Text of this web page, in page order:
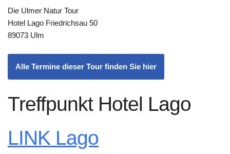
Die Ulmer Natur Tour
Hotel Lago Friedrichsau 50
89073 Ulm
Alle Termine dieser Tour finden Sie hier
Treffpunkt Hotel Lago
LINK Lago